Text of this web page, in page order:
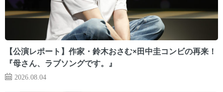
【公演レポート】作家・鈴木おさむ×田中圭コンビの再来！
『母さん、ラブソングです。』
2026.08.04